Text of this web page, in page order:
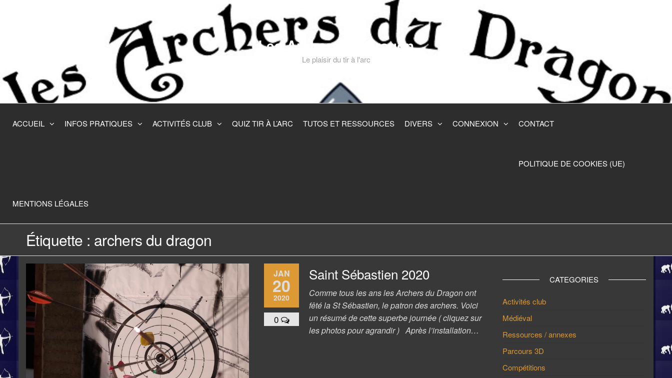
Les Archers du Dragon
Le plaisir du tir à l'arc
ACCUEIL INFOS PRATIQUES ACTIVITÉS CLUB QUIZ TIR À L’ARC TUTOS ET RESSOURCES DIVERS CONNEXION CONTACT
POLITIQUE DE COOKIES (UE)
MENTIONS LÉGALES
Étiquette : archers du dragon
JAN
20
2020
0
Saint Sébastien 2020
Comme tous les ans les Archers du Dragon ont
fêté la St Sébastien, le patron des archers. Voici
un résumé de cette superbe journée ( cliquez sur
les photos pour agrandir ) Après l’installation…
CATEGORIES
Activités club
Médiéval
Ressources / annexes
Parcours 3D
Compétitions